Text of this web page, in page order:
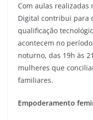
Com aulas realizadas
Digital contribui para
qualificação
acontecem no
noturno, das 19h às
mulheres que
familiares.
Empoderamento